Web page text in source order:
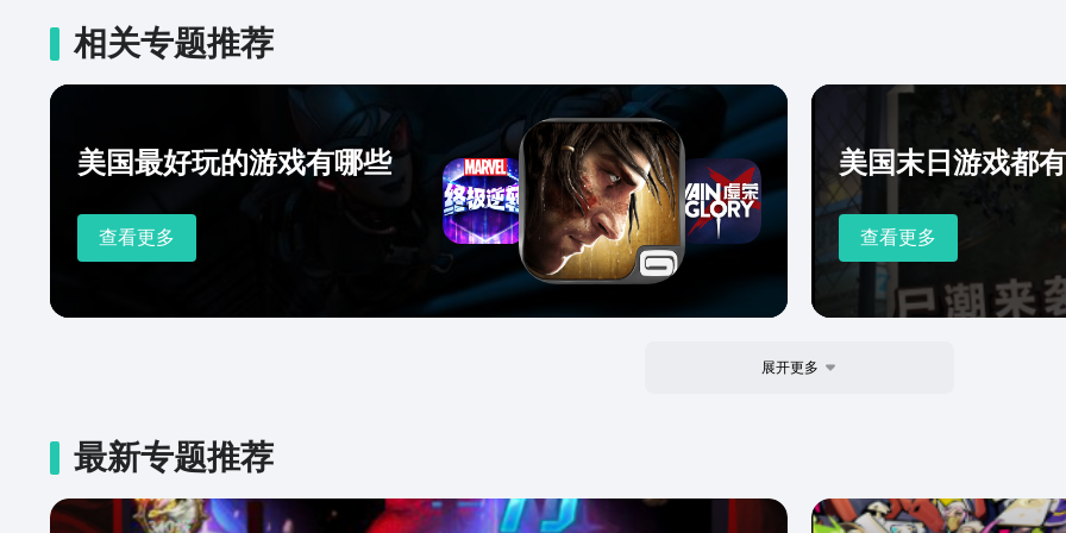
相关专题推荐
美国最好玩的游戏有哪些
查看更多
美国末日游戏都
查看更多
展开更多
最新专题推荐